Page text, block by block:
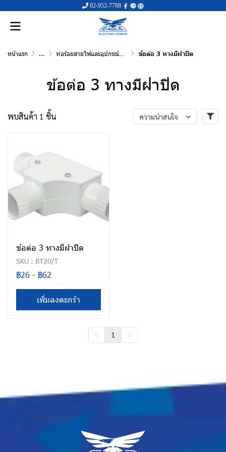
02-952-7788
หน้าแรก ... ท่อร้อยสายไฟและอุปกรณ์ข้อต่อ ข้อต่อ 3 ทางมีฝาปิด
ข้อต่อ 3 ทางมีฝาปิด
พบสินค้า 1 ชิ้น ความน่าสนใจ
ข้อต่อ 3 ทางมีฝาปิด
SKU : BT20/T
฿26 - ฿62
เพิ่มลงตะกร้า
1